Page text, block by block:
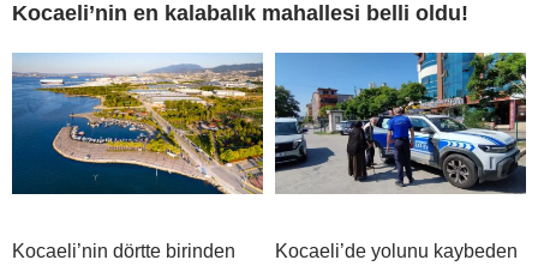
Kocaeli’nin en kalabalık mahallesi belli oldu!
Kocaeli’nin dörtte birinden
Kocaeli’de yolunu kaybeden